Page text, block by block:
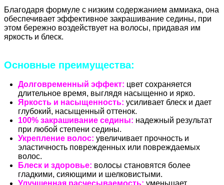
Благодаря формуле с низким содержанием аммиака, она
обеспечивает эффективное закрашивание седины, при
этом бережно воздействует на волосы, придавая им
яркость и блеск.
Основные преимущества:
Долговременный эффект: цвет сохраняется
длительное время, выглядя насыщенно и ярко.
Яркость и насыщенность: усиливает блеск и дает
глубокий, насыщенный оттенок.
100% закрашивание седины: надежный результат
при любой степени седины.
Укрепление волос: увеличивает прочность и
эластичность поврежденных или повреждаемых
волос.
Блеск и здоровье: волосы становятся более
гладкими, сияющими и шелковистыми.
Улучшенная расчесываемость: уменьшает